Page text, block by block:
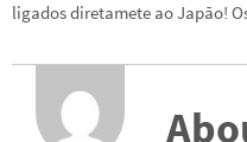
ligados diretamete ao Japão!